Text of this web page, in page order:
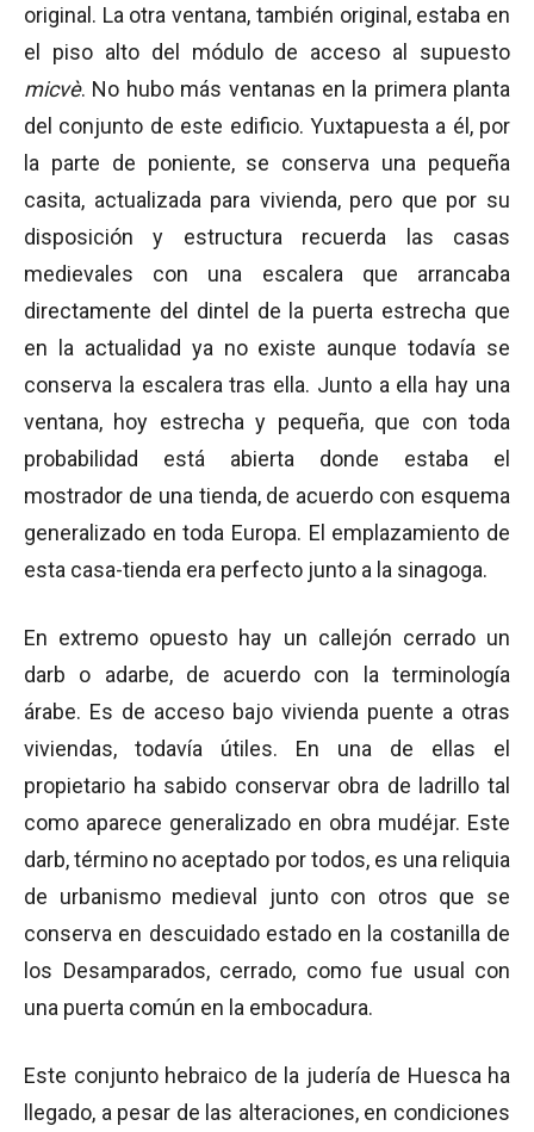
original. La otra ventana, también original, estaba en
el piso alto del módulo de acceso al supuesto
micvè. No hubo más ventanas en la primera planta
del conjunto de este edificio. Yuxtapuesta a él, por
la parte de poniente, se conserva una pequeña
casita, actualizada para vivienda, pero que por su
disposición y estructura recuerda las casas
medievales con una escalera que arrancaba
directamente del dintel de la puerta estrecha que
en la actualidad ya no existe aunque todavía se
conserva la escalera tras ella. Junto a ella hay una
ventana, hoy estrecha y pequeña, que con toda
probabilidad está abierta donde estaba el
mostrador de una tienda, de acuerdo con esquema
generalizado en toda Europa. El emplazamiento de
esta casa-tienda era perfecto junto a la sinagoga.
En extremo opuesto hay un callejón cerrado un
darb o adarbe, de acuerdo con la terminología
árabe. Es de acceso bajo vivienda puente a otras
viviendas, todavía útiles. En una de ellas el
propietario ha sabido conservar obra de ladrillo tal
como aparece generalizado en obra mudéjar. Este
darb, término no aceptado por todos, es una reliquia
de urbanismo medieval junto con otros que se
conserva en descuidado estado en la costanilla de
los Desamparados, cerrado, como fue usual con
una puerta común en la embocadura.
Este conjunto hebraico de la judería de Huesca ha
llegado, a pesar de las alteraciones, en condiciones